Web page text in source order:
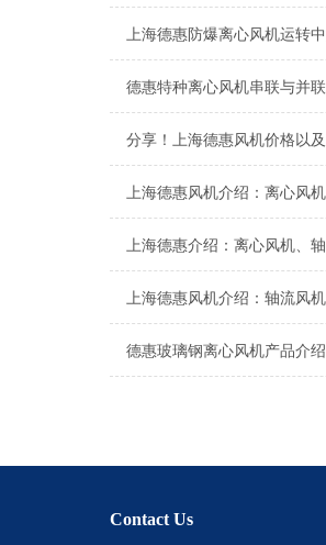
德惠玻璃钢离心风机产品介绍
Contact Us